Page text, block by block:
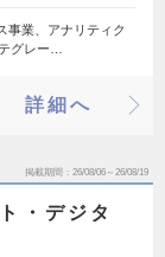
事業、アナリティク
グレー…
詳細へ
掲載期間 26/08/06～26/08/19
・デジタ